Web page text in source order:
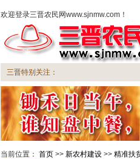
欢迎登录三晋农民网www.sjnmw.com！
三晋特别关注：
当前位置： 首页 >> 新农村建设 >> 精准扶